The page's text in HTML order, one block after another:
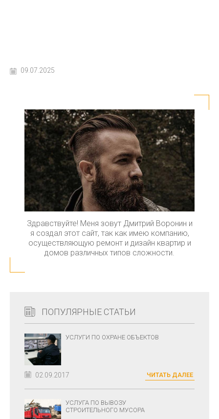
09.07.2025
Здравствуйте! Меня зовут Дмитрий Воронин и
я создал этот сайт, так как имею компанию,
осуществляющую ремонт и дизайн квартир и
домов различных типов сложности.
ПОПУЛЯРНЫЕ СТАТЬИ
УСЛУГИ ПО ОХРАНЕ ОБЪЕКТОВ
02.09.2017 ЧИТАТЬ ДАЛЕЕ
УСЛУГА ПО ВЫВОЗУ
СТРОИТЕЛЬНОГО МУСОРА